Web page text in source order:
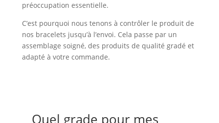
préoccupation essentielle.
C’est pourquoi nous tenons à contrôler le produit de
nos bracelets jusqu’à l’envoi. Cela passe par un
assemblage soigné, des produits de qualité gradé et
adapté à votre commande.
Quel grade pour mes